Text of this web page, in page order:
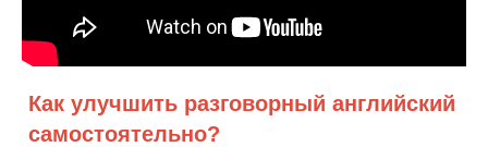
Как улучшить разговорный английский
самостоятельно?